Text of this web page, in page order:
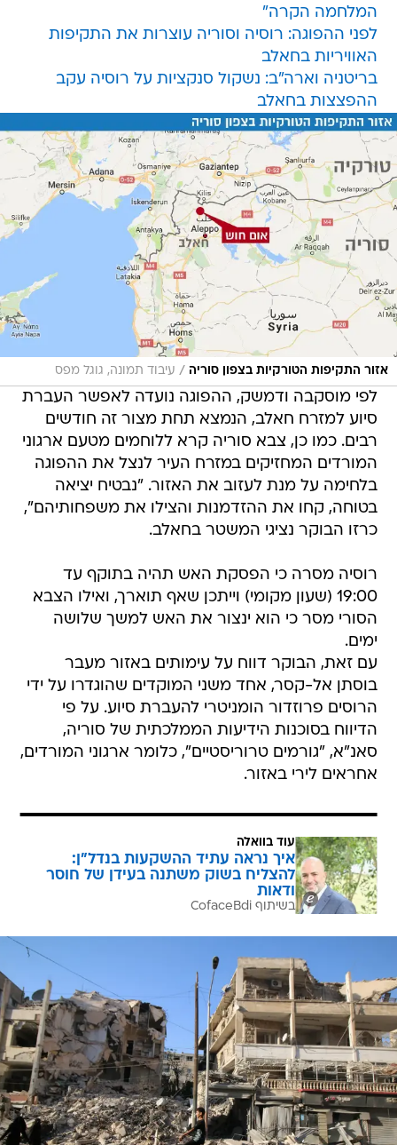
המלחמה הקרה"
לפני ההפוגה: רוסיה וסוריה עוצרות את התקיפות
האוויריות בחאלב
בריטניה וארה"ב: נשקול סנקציות על רוסיה עקב
ההפצצות בחאלב
אזור התקיפות הטורקיות בצפון סוריה / עיבוד תמונה, גוגל מפס
לפי מוסקבה ודמשק, ההפוגה נועדה לאפשר העברת
סיוע למזרח חאלב, הנמצא תחת מצור זה חודשים
רבים. כמו כן, צבא סוריה קרא ללוחמים מטעם ארגוני
המורדים המחזיקים במזרח העיר לנצל את ההפוגה
בלחימה על מנת לעזוב את האזור. "נבטיח יציאה
בטוחה, קחו את ההזדמנות והצילו את משפחותיהם",
כרזו הבוקר נציגי המשטר בחאלב.
רוסיה מסרה כי הפסקת האש תהיה בתוקף עד
19:00 (שעון מקומי) וייתכן שאף תוארך, ואילו הצבא
הסורי מסר כי הוא ינצור את האש למשך שלושה
ימים.
עם זאת, הבוקר דווח על עימותים באזור מעבר
בוסתן אל-קסר, אחד משני המוקדים שהוגדרו על ידי
הרוסים פרוזדור הומניטרי להעברת סיוע. על פי
הדיווח בסוכנות הידיעות הממלכתית של סוריה,
סאנ"א, "גורמים טרוריסטיים", כלומר ארגוני המורדים,
אחראים לירי באזור.
עוד בוואלה
איך נראה עתיד ההשקעות בנדל"ן:
להצליח בשוק משתנה בעידן של חוסר
ודאות
בשיתוף CofaceBdi